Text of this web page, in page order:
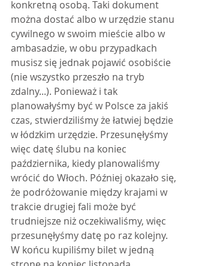
konkretną osobą. Taki dokument
można dostać albo w urzędzie stanu
cywilnego w swoim mieście albo w
ambasadzie, w obu przypadkach
musisz się jednak pojawić osobiście
(nie wszystko przeszło na tryb
zdalny...). Ponieważ i tak
planowałyśmy być w Polsce za jakiś
czas, stwierdziliśmy że łatwiej będzie
w łódzkim urzędzie. Przesunęłyśmy
więc datę ślubu na koniec
października, kiedy planowaliśmy
wrócić do Włoch. Później okazało się,
że podróżowanie między krajami w
trakcie drugiej fali może być
trudniejsze niż oczekiwaliśmy, więc
przesunęłyśmy datę po raz kolejny.
W końcu kupiliśmy bilet w jedną